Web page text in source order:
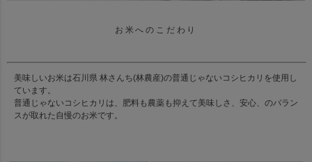
お米へのこだわり
美味しいお米は石川県 林さんち(林農産)の普通じゃないコシヒカリを使用し
ています。
普通じゃないコシヒカリは、肥料も農薬も抑えて美味しさ、安心、のバラン
スが取れた自慢のお米です。